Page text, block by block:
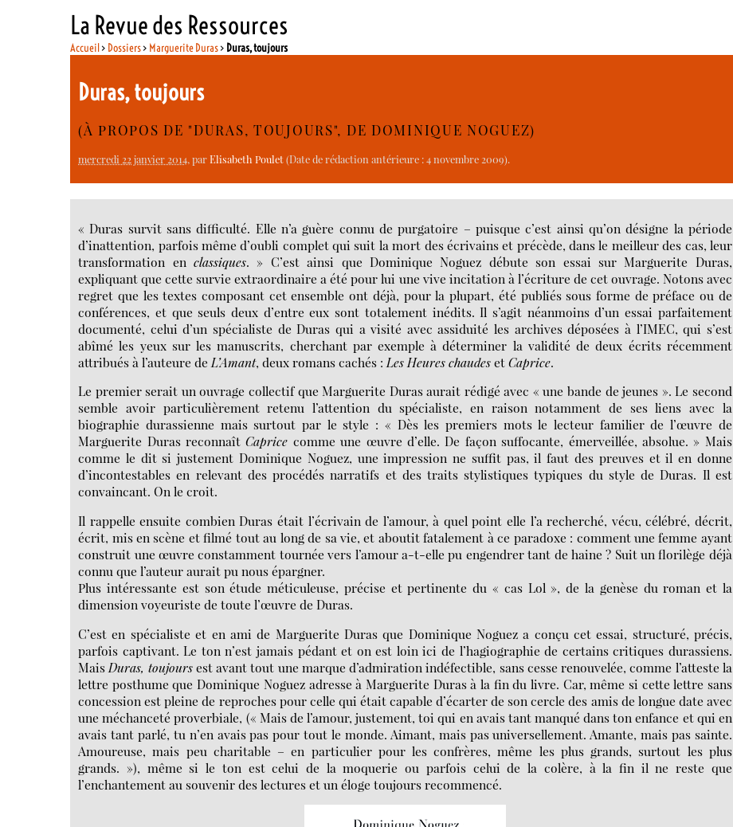
La Revue des Ressources
Accueil> Dossiers> Marguerite Duras> Duras, toujours
Duras, toujours
(À PROPOS DE "DURAS, TOUJOURS", DE DOMINIQUE NOGUEZ)
mercredi 22 janvier 2014, parElisabeth Poulet(Date de rédaction antérieure : 4 novembre 2009).
« Duras survit sans difficulté. Elle n’a guère connu de purgatoire – puisque c’est ainsi qu’on désigne la période
d’inattention, parfois même d’oubli complet qui suit la mort des écrivains et précède, dans le meilleur des cas, leur
transformation en classiques. » C’est ainsi que Dominique Noguez débute son essai sur Marguerite Duras,
expliquant que cette survie extraordinaire a été pour lui une vive incitation à l’écriture de cet ouvrage. Notons avec
regret que les textes composant cet ensemble ont déjà, pour la plupart, été publiés sous forme de préface ou de
conférences, et que seuls deux d’entre eux sont totalement inédits. Il s’agit néanmoins d’un essai parfaitement
documenté, celui d’un spécialiste de Duras qui a visité avec assiduité les archives déposées à l’IMEC, qui s’est
abîmé les yeux sur les manuscrits, cherchant par exemple à déterminer la validité de deux écrits récemment
attribués à l’auteure de L’Amant, deux romans cachés : Les Heures chaudesetCaprice.
Le premier serait un ouvrage collectif que Marguerite Duras aurait rédigé avec « une bande de jeunes ». Le second
semble avoir particulièrement retenu l’attention du spécialiste, en raison notamment de ses liens avec la
biographie durassienne mais surtout par le style : « Dès les premiers mots le lecteur familier de l’œuvre de
Marguerite Duras reconnaîtCaprice comme une œuvre d’elle. De façon suffocante, émerveillée, absolue. » Mais
comme le dit si justement Dominique Noguez, une impression ne suffit pas, il faut des preuves et il en donne
d’incontestables en relevant des procédés narratifs et des traits stylistiques typiques du style de Duras. Il est
convaincant. On le croit.
Il rappelle ensuite combien Duras était l’écrivain de l’amour, à quel point elle l’a recherché, vécu, célébré, décrit,
écrit, mis en scène et filmé tout au long de sa vie, et aboutit fatalement à ce paradoxe : comment une femme ayant
construit une œuvre constamment tournée vers l’amour a-t-elle pu engendrer tant de haine ? Suit un florilège déjà
connu que l’auteur aurait pu nous épargner.
Plus intéressante est son étude méticuleuse, précise et pertinente du « cas Lol », de la genèse du roman et la
dimension voyeuriste de toute l’œuvre de Duras.
C’est en spécialiste et en ami de Marguerite Duras que Dominique Noguez a conçu cet essai, structuré, précis,
parfois captivant. Le ton n’est jamais pédant et on est loin ici de l’hagiographie de certains critiques durassiens.
Mais Duras, toujoursest avant tout une marque d’admiration indéfectible, sans cesse renouvelée, comme l’atteste la
lettre posthume que Dominique Noguez adresse à Marguerite Duras à la fin du livre. Car, même si cette lettre sans
concession est pleine de reproches pour celle qui était capable d’écarter de son cercle des amis de longue date avec
une méchanceté proverbiale, (« Mais de l’amour, justement, toi qui en avais tant manqué dans ton enfance et qui en
avais tant parlé, tu n’en avais pas pour tout le monde. Aimant, mais pas universellement. Amante, mais pas sainte.
Amoureuse, mais peu charitable – en particulier pour les confrères, même les plus grands, surtout les plus
grands. »), même si le ton est celui de la moquerie ou parfois celui de la colère, à la fin il ne reste que
l’enchantement au souvenir des lectures et un éloge toujours recommencé.